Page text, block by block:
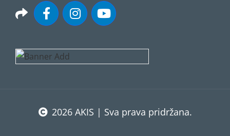
2026 AKIS | Sva prava pridržana.